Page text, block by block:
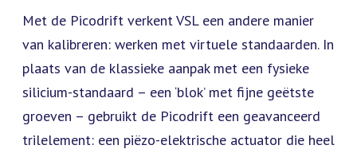
Met de Picodrift verkent VSL een andere manier
van kalibreren: werken met virtuele standaarden. In
plaats van de klassieke aanpak met een fysieke
silicium-standaard – een ‘blok’ met fijne geëtste
groeven – gebruikt de Picodrift een geavanceerd
trilelement: een piëzo-elektrische actuator die heel